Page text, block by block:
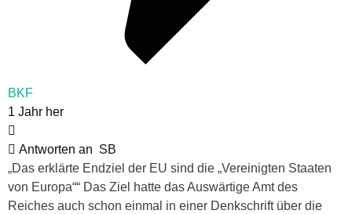
BKF
1 Jahr her
Antworten an SB
„Das erklärte Endziel der EU sind die „Vereinigten Staaten
von Europa““ Das Ziel hatte das Auswärtige Amt des
Reiches auch schon einmal in einer Denkschrift über die